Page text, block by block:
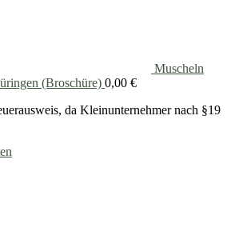
Muscheln
(Broschüre) 0,00 €
da Kleinunternehmer nach §19